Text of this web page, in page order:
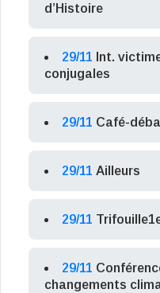
d’Histoire
29/11 Int.
conjugales
29/11 Café-
29/11 Ailleurs
29/11
29/11
changements